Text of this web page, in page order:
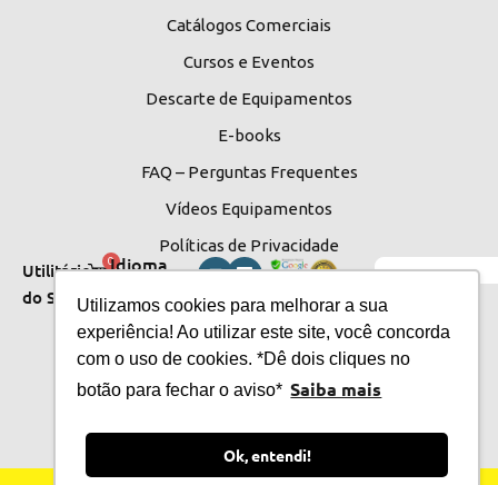
Utilizamos cookies para melhorar a sua
experiência! Ao utilizar este site, você concorda
com o uso de cookies. *Dê dois cliques no
botão para fechar o aviso* Saiba mais
Ok, entendi!
Catálogos Comerciais
Cursos e Eventos
Descarte de Equipamentos
E-books
FAQ – Perguntas Frequentes
Vídeos Equipamentos
Políticas de Privacidade
Utilitários
do Site
0Idioma
do Site